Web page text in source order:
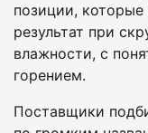
позиции,
результат при
влажности, с
горением.
Поставщики